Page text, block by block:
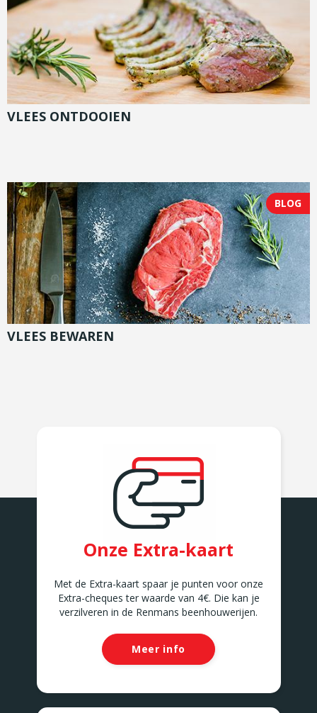
VLEES ONTDOOIEN
BLOG
VLEES BEWAREN
Onze Extra-kaart
Met de Extra-kaart spaar je punten voor onze
Extra-cheques ter waarde van 4€. Die kan je
verzilveren in de Renmans beenhouwerijen.
Meer info